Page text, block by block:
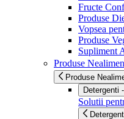
Fructe
Produse
Vopsea
Produse
Supliment
Produse
Produse
Detergenti
Solutii